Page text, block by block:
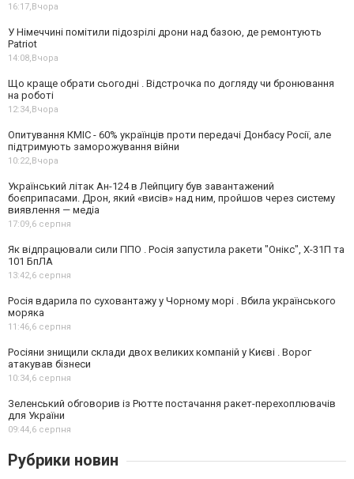
16:17,Вчора
У Німеччині помітили підозрілі дрони над базою, де ремонтують
Patriot
14:08,Вчора
Що краще обрати сьогодні . Відстрочка по догляду чи бронювання
на роботі
12:34,Вчора
Опитування КМІС - 60% українців проти передачі Донбасу Росії, але
підтримують заморожування війни
10:22,Вчора
Український літак Ан-124 в Лейпцигу був завантажений
боєприпасами. Дрон, який «висів» над ним, пройшов через систему
виявлення — медіа
17:09,6 серпня
Як відпрацювали сили ППО . Росія запустила ракети "Онікс", Х-31П та
101 БпЛА
13:42,6 серпня
Росія вдарила по суховантажу у Чорному морі . Вбила українського
моряка
11:46,6 серпня
Росіяни знищили склади двох великих компаній у Києві . Ворог
атакував бізнеси
10:34,6 серпня
Зеленський обговорив із Рютте постачання ракет-перехоплювачів
для України
09:44,6 серпня
Рубрики новин